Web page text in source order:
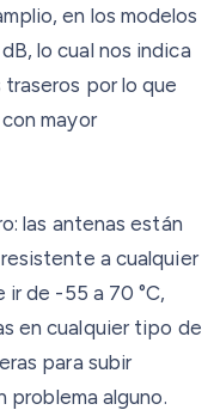
en los modelos
lo cual nos indica
por lo que
mayor
las antenas están
a cualquier
de -55 a 70 °C,
en cualquier tipo de
para subir
problema alguno.